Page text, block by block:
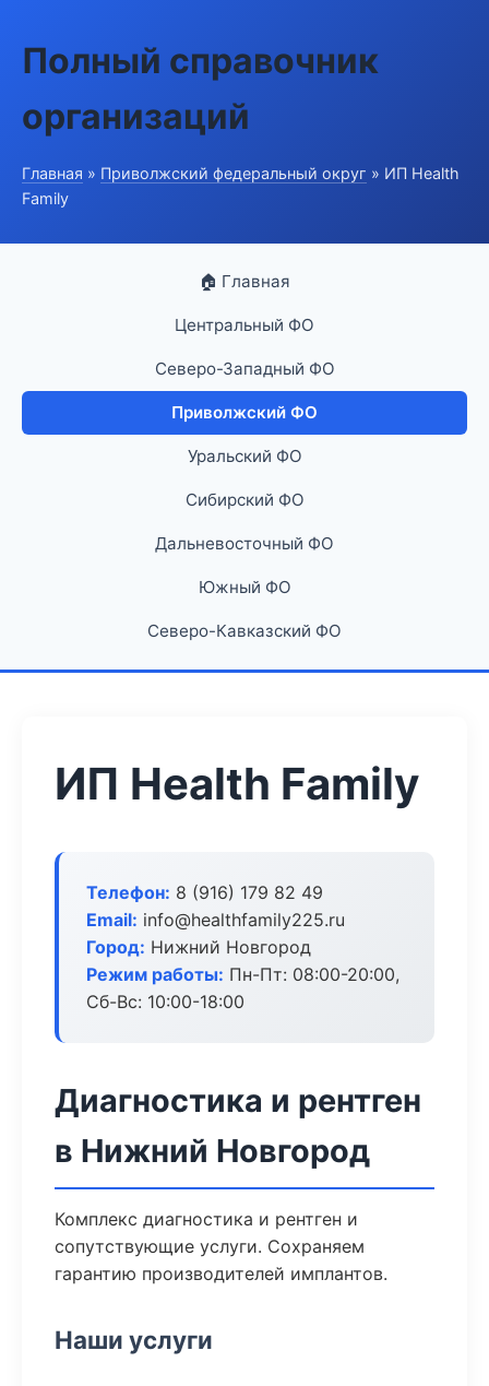
Полный справочник
организаций
Главная » Приволжский федеральный округ » ИП Health
Family
🏠 Главная
Центральный ФО
Северо-Западный ФО
Приволжский ФО
Уральский ФО
Сибирский ФО
Дальневосточный ФО
Южный ФО
Северо-Кавказский ФО
ИП Health Family
Телефон: 8 (916) 179 82 49
Email: info@healthfamily225.ru
Город: Нижний Новгород
Режим работы: Пн-Пт: 08:00-20:00,
Сб-Вс: 10:00-18:00
Диагностика и рентген
в Нижний Новгород
Комплекс диагностика и рентген и
сопутствующие услуги. Сохраняем
гарантию производителей имплантов.
Наши услуги